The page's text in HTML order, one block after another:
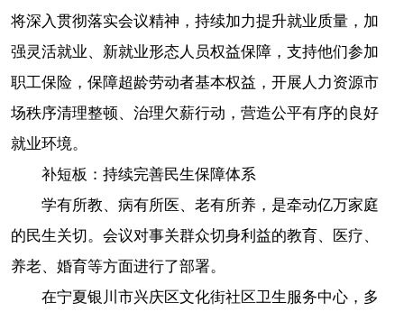
将深入贯彻落实会议精神，持续加力提升就业质量，加
强灵活就业、新就业形态人员权益保障，支持他们参加
职工保险，保障超龄劳动者基本权益，开展人力资源市
场秩序清理整顿、治理欠薪行动，营造公平有序的良好
就业环境。
补短板：持续完善民生保障体系
学有所教、病有所医、老有所养，是牵动亿万家庭
的民生关切。会议对事关群众切身利益的教育、医疗、
养老、婚育等方面进行了部署。
在宁夏银川市兴庆区文化街社区卫生服务中心，多